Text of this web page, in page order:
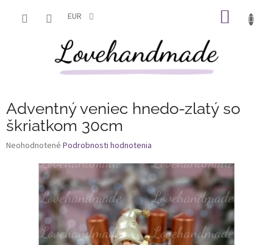
EUR
Adventný veniec hnedo-zlatý so
škriatkom 30cm
Priemerné
hviezdičiek.
Neohodnotené Podrobnosti hodnotenia